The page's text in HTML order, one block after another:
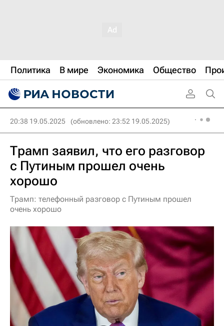
Политика В мире Экономика Общество
20:38 19.05.2025 (обновлено: 23:52 19.05.2025)
Трамп заявил, что его разговор
с Путиным прошел очень
хорошо
Трамп: телефонный разговор с Путиным прошел
очень хорошо